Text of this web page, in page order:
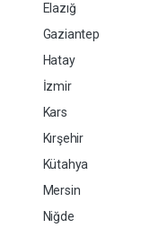
Elazığ
Gaziantep
Hatay
İzmir
Kars
Kırşehir
Kütahya
Mersin
Niğde